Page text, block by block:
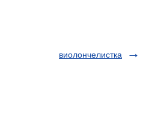
виолончелистка